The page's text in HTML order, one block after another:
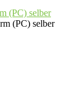
(PC) selber
(PC) selber